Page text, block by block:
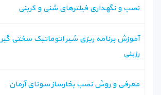
نصب و نگهداری فیلترهای شنی و کربنی
آموزش برنامه ریزی شیر اتوماتیک سختی گیر
رزینی
معرفی و روش نصب بخارساز سونای آرمان